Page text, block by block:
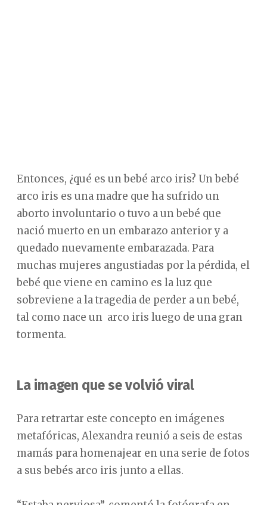
Entonces, ¿qué es un bebé arco iris? Un bebé
arco iris es una madre que ha sufrido un
aborto involuntario o tuvo a un bebé que
nació muerto en un embarazo anterior y a
quedado nuevamente embarazada. Para
muchas mujeres angustiadas por la pérdida, el
bebé que viene en camino es la luz que
sobreviene a la tragedia de perder a un bebé,
tal como nace un arco iris luego de una gran
tormenta.
La imagen que se volvió viral
Para retrartar este concepto en imágenes
metafóricas, Alexandra reunió a seis de estas
mamás para homenajear en una serie de fotos
a sus bebés arco iris junto a ellas.